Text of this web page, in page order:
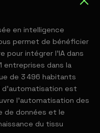
en intelligence
permet de bénéficier
pour intégrer l'IA dans
entreprises dans la
de 3 496 habitants
d'automatisation est
l'automatisation des
de données et le
du tissu